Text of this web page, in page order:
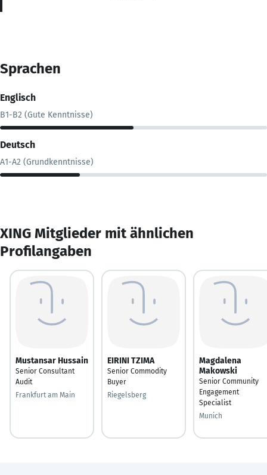
Sprachen
Englisch
B1-B2 (Gute Kenntnisse)
Deutsch
A1-A2 (Grundkenntnisse)
XING Mitglieder mit ähnlichen
Profilangaben
Mustansar Hussain
Senior Consultant
Audit
Frankfurt am Main
EIRINI TZIMA
Senior Commodity
Buyer
Riegelsberg
Magdalena
Makowski
Senior Community
Engagement
Specialist
Munich